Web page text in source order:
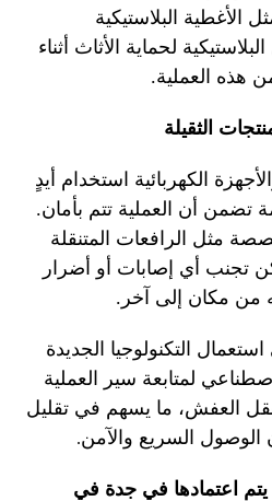
الأغطية البلاستيكية
لحماية الأثاث أثناء
هذه العملية.
الثقيلة
الكهربائية استخدام أيدٍ
تضمن أن العملية تتم بأمان.
مثل الرافعات المتنقلة
تجنب أي إصابات أو أضرار
من مكان إلى آخر.
التكنولوجيا الجديدة
لمتابعة سير العملية
العفش، ما يسهم في تقليل
السريع والآمن.
يتم اعتمادها في جدة في